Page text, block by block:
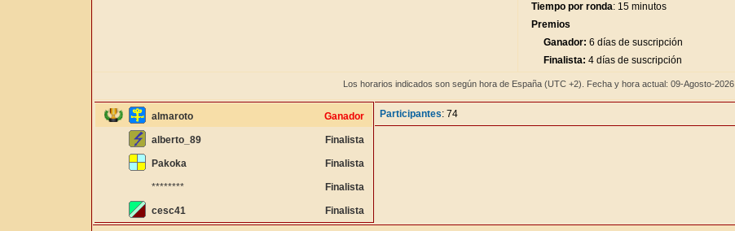
Tiempo por ronda: 15 minutos
Premios
Ganador: 6 días de suscripción
Finalista: 4 días de suscripción
Los horarios indicados son según hora de España (UTC +2). Fecha y hora actual: 09-Agosto-2026,
almaroto Ganador
alberto_89 Finalista
Pakoka Finalista
******** Finalista
cesc41 Finalista
Participantes: 74